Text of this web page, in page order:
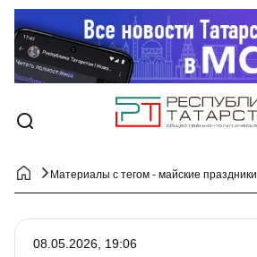
Материалы с тегом - майские праздники
08.05.2026, 19:06